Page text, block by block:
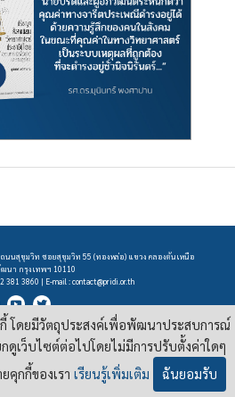
นนสุขุมวิท ซอยสุขุมวิท 55 (ทองหล่อ) แขวง คลองตันเหนือ
ฒนา กรุงเทพฯ 10110
381 3860 | E-mail :contact@pridi.or.th
ณ์ของสถาบันปรีดี พนมยงค์ ในเว็บไซต์https://pridi.or.th
ทีฟคอมมอนส์แบบแสดงที่มา-ไม่ใช่เชิงพาณิชย์ 4.0 สากล
กี้ โดยมีวัตถุประสงค์เพื่อพัฒนาประสบการณ์
ดูเว็บไซต์ต่อไปโดยไม่มีการปรับตั้งค่าใดๆ
กกี้ของเรา เรียนรู้เพิ่มเติม ฉันยอมรับ